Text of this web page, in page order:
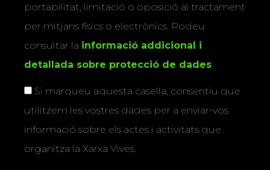
portabilitat, limitació o oposició al tractament
per mitjans físics o electrònics. Podeu
consultar la informació addicional i
detallada sobre protecció de dades
Si marqueu aquesta casella, consentiu que
utilitzem les vostres dades per a enviar-vos
informació sobre els actes i activitats que
organitza la Xarxa Vives.